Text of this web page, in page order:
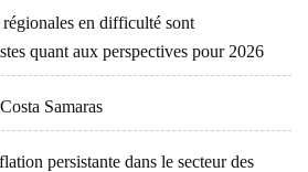
en difficulté sont
quant aux perspectives pour 2026
Samaras
persistante dans le secteur des